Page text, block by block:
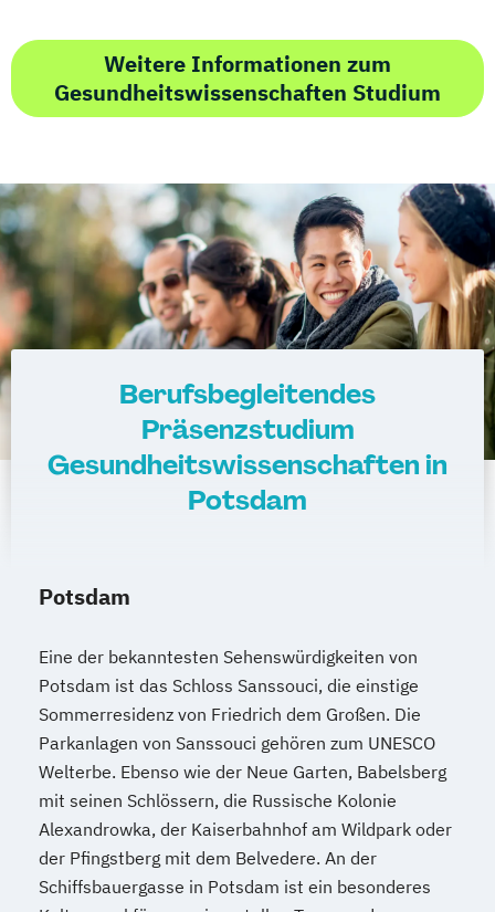
Weitere Informationen zum
Gesundheitswissenschaften Studium
Berufsbegleitendes
Präsenzstudium
Gesundheitswissenschaften in
Potsdam
Potsdam
Eine der bekanntesten Sehenswürdigkeiten von
Potsdam ist das Schloss Sanssouci, die einstige
Sommerresidenz von Friedrich dem Großen. Die
Parkanlagen von Sanssouci gehören zum UNESCO
Welterbe. Ebenso wie der Neue Garten, Babelsberg
mit seinen Schlössern, die Russische Kolonie
Alexandrowka, der Kaiserbahnhof am Wildpark oder
der Pfingstberg mit dem Belvedere. An der
Schiffsbauergasse in Potsdam ist ein besonderes